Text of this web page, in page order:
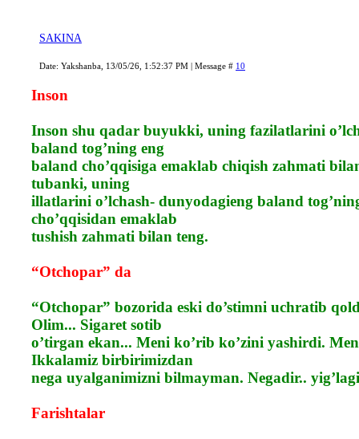
SAKINA
Date: Yakshanba, 13/05/26, 1:52:37 PM | Message # 10
Inson
Inson shu qadar buyukki, uning fazilatlarini
baland tog’ning eng
baland cho’qqisiga emaklab chiqish zahmati
tubanki, uning
illatlarini o’lchash- dunyodagieng baland
cho’qqisidan emaklab
tushish zahmati bilan teng.
“Otchopar” da
“Otchopar” bozorida eski do’stimni uchratib
Olim... Sigaret sotib
o’tirgan ekan... Meni ko’rib ko’zini yashirdi.
Ikkalamiz birbirimizdan
nega uyalganimizni bilmayman. Negadir..
Farishtalar